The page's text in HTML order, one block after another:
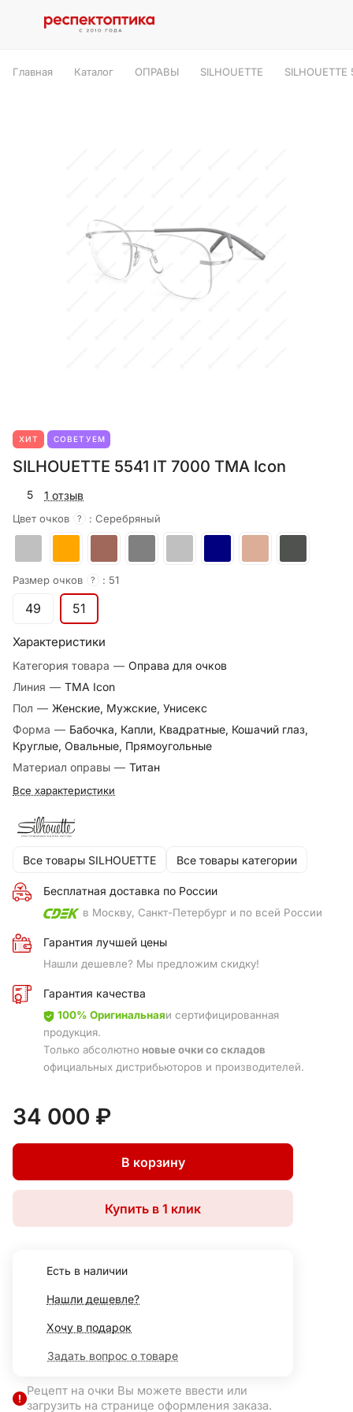
Главная Каталог ОПРАВЫ SILHOUETTE
ХИТ СОВЕТУЕМ
SILHOUETTE 5541 IT 7000 TMA Icon
5 1 отзыв
Цвет очков ? : Серебряный
Размер очков ? : 51
49 51
Характеристики
Категория товара — Оправа для очков
Линия — TMA Icon
Пол — Женские, Мужские, Унисекс
Форма — Бабочка, Капли, Квадратные, Кошачий глаз,
Круглые, Овальные, Прямоугольные
Материал оправы — Титан
Все характеристики
Все товары SILHOUETTE Все товары категории
Бесплатная доставка по России
в Москву, Санкт-Петербург и по всей России
Гарантия лучшей цены
Нашли дешевле? Мы предложим скидку!
Гарантия качества
100% Оригинальнаяи сертифицированная
продукция.
Только абсолютно новые очки со складов
официальных дистрибьюторов и производителей.
34 000 ₽
В корзину
Купить в 1 клик
Есть в наличии
Нашли дешевле?
Хочу в подарок
Задать вопрос о товаре
Рецепт на очки Вы можете ввести или
загрузить на странице оформления заказа.